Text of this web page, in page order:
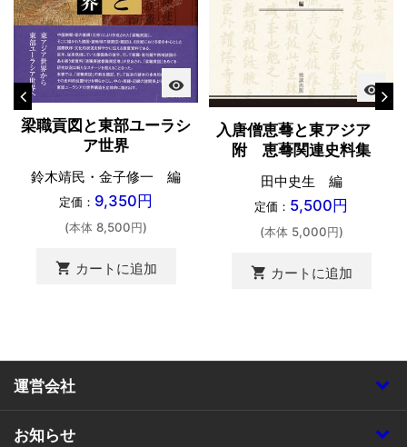
visibility
梁職貢図と東部ユーラシ
ア世界
鈴木靖民・金子修一 編
定価： 9,350円
(本体 8,500円)
shopping_cart カートに追加
visibility
入唐僧恵蕚と東アジア
附 恵蕚関連史料集
田中史生 編
定価： 5,500円
(本体 5,000円)
shopping_cart カートに追加
運営会社
お知らせ